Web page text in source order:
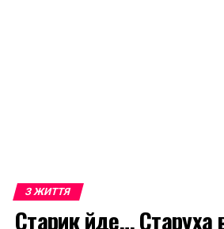
З ЖИТТЯ
Старик йде… Старуха